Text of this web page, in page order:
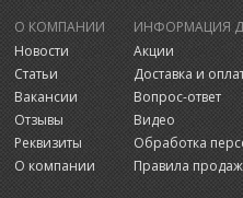
О КОМПАНИИ
Новости
Статьи
Вакансии
Отзывы
Реквизиты
О компании
ИНФОРМАЦИЯ
Акции
Доставка и
Вопрос-ответ
Видео
Обработка
Правила